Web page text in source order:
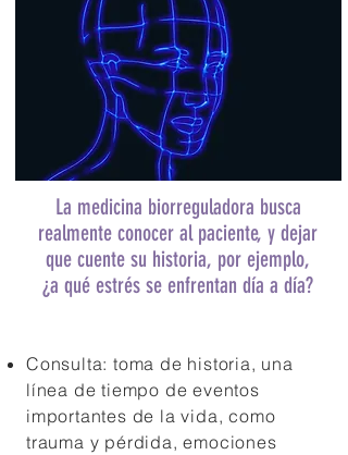
La medicina biorreguladora busca
realmente conocer al paciente, y dejar
que cuente su historia, por ejemplo,
¿a qué estrés se enfrentan día a día?
Consulta: toma de historia, una
línea de tiempo de eventos
importantes de la vida, como
trauma y pérdida, emociones